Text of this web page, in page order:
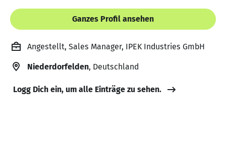
Ganzes Profil ansehen
Angestellt, Sales Manager, IPEK Industries GmbH
Niederdorfelden, Deutschland
Logg Dich ein, um alle Einträge zu sehen.